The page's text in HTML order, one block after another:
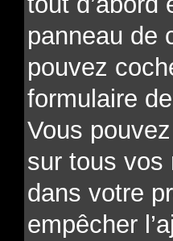
panneau de
pouvez
formulaire
Vous
sur tous vos
dans votre
empêcher